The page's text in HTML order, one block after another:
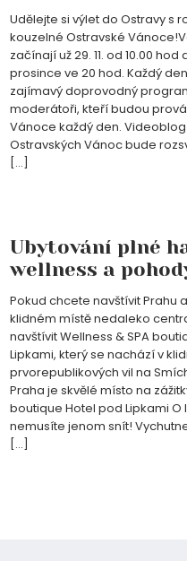
Udělejte si výlet do Ostravy s
kouzelné Ostravské
začínají už 29. 11. od 10.00 hod
prosince ve 20 hod. Každý
zajímavý doprovodný
moderátoři, kteří budou
Vánoce každý den.
Ostravských Vánoc bude
[…]
Ubytování plné
wellness a
Pokud chcete navštívit Prahu
klidném místě nedaleko
navštívit Wellness & SPA
Lipkami, který se nachází v
prvorepublikových vil na
Praha je skvělé místo na
boutique Hotel pod Lipkami O
nemusíte jenom snít!
[…]